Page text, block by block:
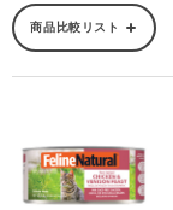
商品比較リスト